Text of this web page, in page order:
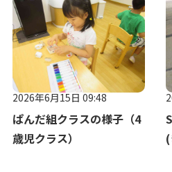
2026年6月15日 09:48
ぱんだ組クラスの様子（4
歳児クラス）